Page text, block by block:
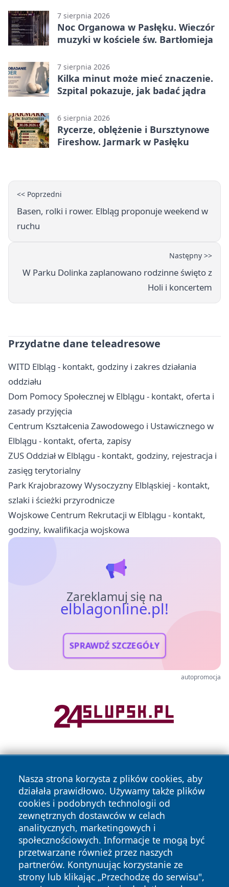
7 sierpnia 2026
Noc Organowa w Pasłęku. Wieczór
muzyki w kościele św. Bartłomieja
7 sierpnia 2026
Kilka minut może mieć znaczenie.
Szpital pokazuje, jak badać jądra
6 sierpnia 2026
Rycerze, oblężenie i Bursztynowe
Fireshow. Jarmark w Pasłęku
<< Poprzedni
Basen, rolki i rower. Elbląg proponuje weekend w
ruchu
Następny >>
W Parku Dolinka zaplanowano rodzinne święto z
Holi i koncertem
Przydatne dane teleadresowe
WITD Elbląg - kontakt, godziny i zakres działania
oddziału
Dom Pomocy Społecznej w Elblągu - kontakt, oferta i
zasady przyjęcia
Centrum Kształcenia Zawodowego i Ustawicznego w
Elblągu - kontakt, oferta, zapisy
ZUS Oddział w Elblągu - kontakt, godziny, rejestracja i
zasięg terytorialny
Park Krajobrazowy Wysoczyzny Elbląskiej - kontakt,
szlaki i ścieżki przyrodnicze
Wojskowe Centrum Rekrutacji w Elblągu - kontakt,
godziny, kwalifikacja wojskowa
Zareklamuj się na
elblagonline.pl!
SPRAWDŹ SZCZEGÓŁY
autopromocja
Nasza strona korzysta z plików cookies, aby
działała prawidłowo. Używamy także plików
cookies i podobnych technologii od
zewnętrznych dostawców w celach
analitycznych, marketingowych i
społecznościowych. Informacje te mogą być
przetwarzane również przez naszych
partnerów. Kontynuując korzystanie ze
strony lub klikając „Przechodzę do serwisu",
Copyright © 2026 elblagonline.pl Wszystkie prawa
zastrzeżone.
News Autorzy
Polityka
Prywatności
Polityka
Cookies